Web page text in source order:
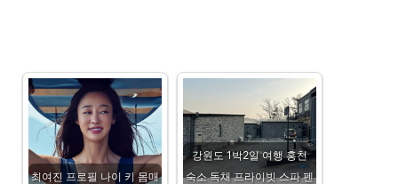
최여진 프로필 나이 키 몸매
강원도 1박2일 여행 홍천
숙소 독채 프라이빗 스파 펜